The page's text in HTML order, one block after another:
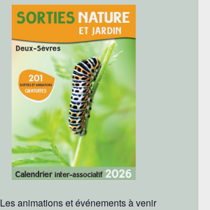
Les animations et événements à venir